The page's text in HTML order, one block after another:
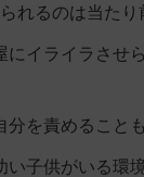
れるのは当たり
イライラさせ
を責めること
子供がいる環